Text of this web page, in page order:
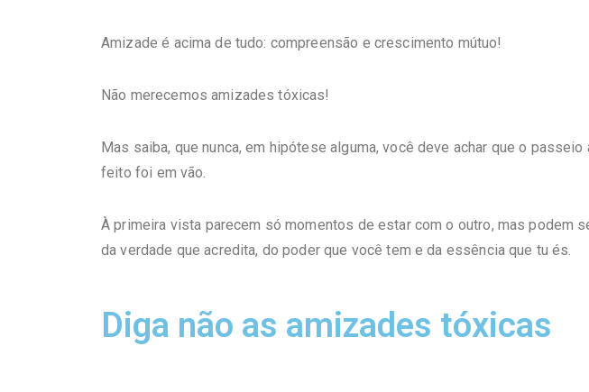
Amizade é acima de tudo: compreensão e crescimento mútuo!
Não merecemos amizades tóxicas!
Mas saiba, que nunca, em hipótese alguma, você deve achar que o
feito foi em vão.
À primeira vista parecem só momentos de estar com o outro, mas podem
da verdade que acredita, do poder que você tem e da essência que tu és.
Diga não as amizades tóxicas